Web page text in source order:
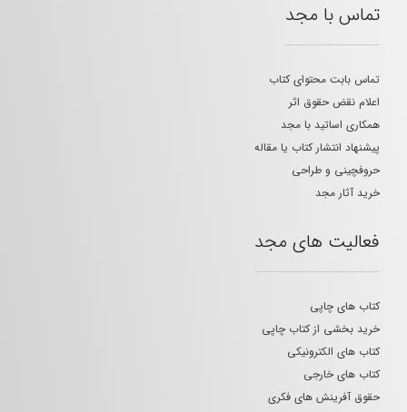
تماس با مجد
تماس بابت محتوای کتاب
اعلام نقض حقوق اثر
همکاری اساتید با مجد
پیشنهاد انتشار کتاب یا مقاله
حروفچینی و طراحی
خرید آثار مجد
فعالیت های مجد
کتاب های چاپی
خرید بخشی از کتاب چاپی
کتاب های الکترونیکی
کتاب های خارجی
حقوق آفرینش های فکری